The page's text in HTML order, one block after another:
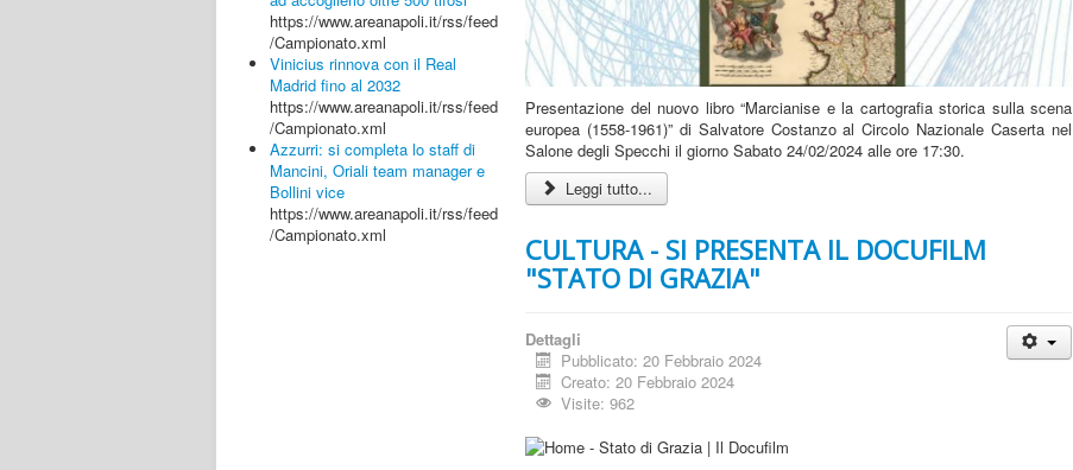
https://www.areanapoli.it/rss/feed
/Campionato.xml
Vinicius rinnova con il Real
Madrid fino al 2032
https://www.areanapoli.it/rss/feed
/Campionato.xml
Azzurri: si completa lo staff di
Mancini, Oriali team manager e
Bollini vice
https://www.areanapoli.it/rss/feed
/Campionato.xml
Presentazione del nuovo libro “Marcianise e la cartografia storica sulla scena
europea (1558-1961)” di Salvatore Costanzo al Circolo Nazionale Caserta nel
Salone degli Specchi il giorno Sabato 24/02/2024 alle ore 17:30.
Leggi tutto...
CULTURA - SI PRESENTA IL DOCUFILM
"STATO DI GRAZIA"
Dettagli
Pubblicato: 20 Febbraio 2024
Creato: 20 Febbraio 2024
Visite: 962